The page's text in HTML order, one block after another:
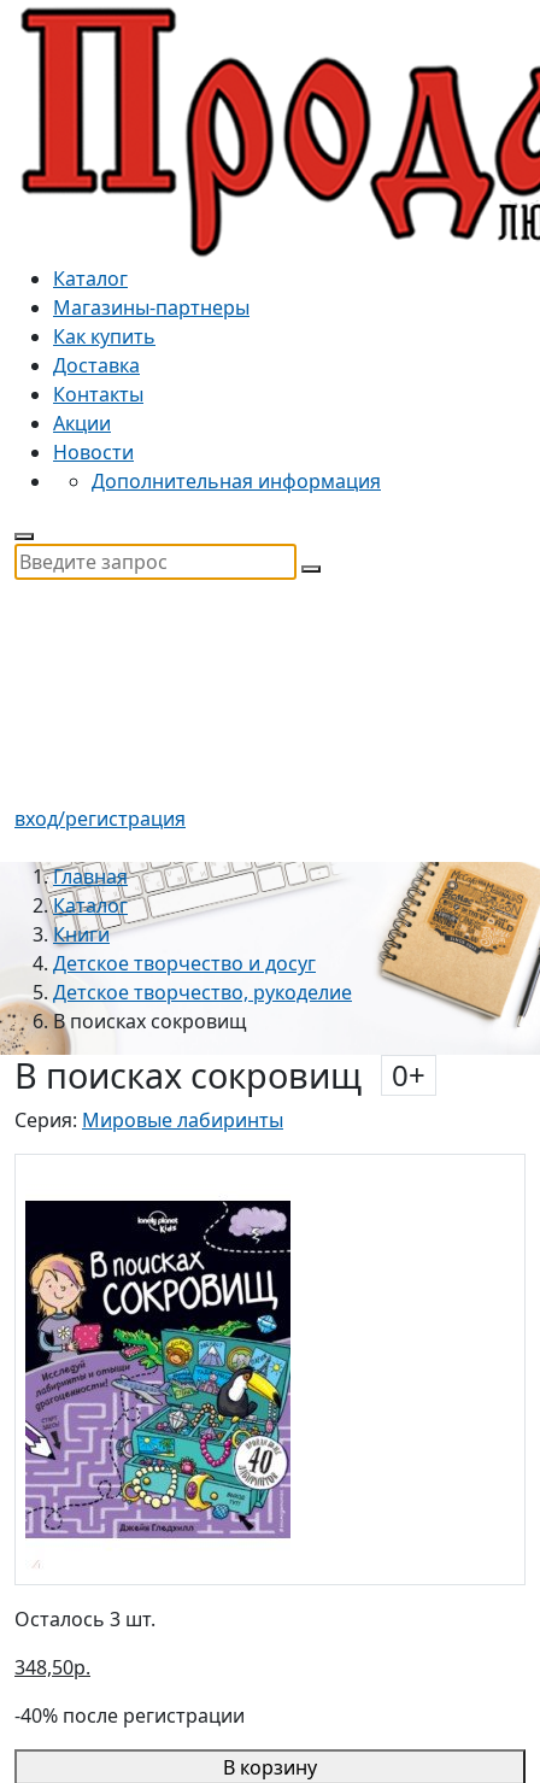
Каталог
Магазины-партнеры
Как купить
Доставка
Контакты
Акции
Новости
Дополнительная информация
вход/регистрация
Главная
Каталог
Книги
Детское творчество и досуг
Детское творчество, рукоделие
В поисках сокровищ
В поисках сокровищ 0+
Серия: Мировые лабиринты
Осталось 3 шт.
348,50р.
-40% после регистрации
В корзину